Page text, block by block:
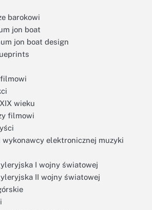
barokowi
jon boat
jon boat design
wieku
filmowi
elektronicznej muzyki
I wojny światowej
II wojny światowej